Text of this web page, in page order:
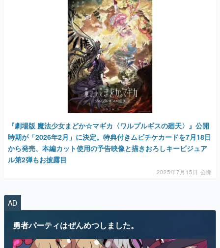
『劇場版 魔法少女まどか☆マギカ〈ワルプルギスの廻天〉』公開
時期が「2026年2月」に決定。特典付きムビチケカードを7月18日
から発売、本編カット使用の予告映像と描きおろしキービジュア
ル第2弾もお披露目
2025年7月15日 公開
AD
勇者パーティはぜんめつしました。